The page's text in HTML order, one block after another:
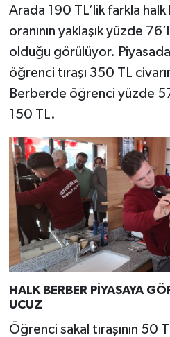
Arada 190 TL’lik farkla
oranının yaklaşık yüzde
olduğu görülüyor.
öğrenci tıraşı 350 TL
Berberde öğrenci yüzde
150 TL.
HALK BERBER PİYASAYA
UCUZ
Öğrenci sakal tıraşının 50